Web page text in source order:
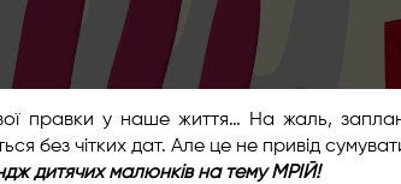
правки у наше життя… На жаль,
без чітких дат. Але це не привід
дитячих малюнків на тему МРІЙ!